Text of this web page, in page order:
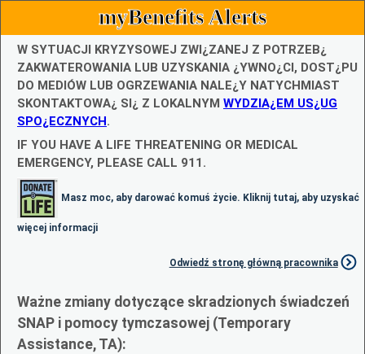
myBenefits Alerts
W SYTUACJI KRYZYSOWEJ ZWI¿ZANEJ Z POTRZEB¿
ZAKWATEROWANIA LUB UZYSKANIA ¿YWNO¿CI, DOST¿PU
DO MEDIÓW LUB OGRZEWANIA NALE¿Y NATYCHMIAST
SKONTAKTOWA¿ SI¿ Z LOKALNYM WYDZIA¿EM US¿UG
SPO¿ECZNYCH.
IF YOU HAVE A LIFE THREATENING OR MEDICAL
EMERGENCY, PLEASE CALL 911.
Masz moc, aby darować komuś życie. Kliknij tutaj, aby uzyskać
więcej informacji
Odwiedź stronę główną pracownika
Ważne zmiany dotyczące skradzionych świadczeń
SNAP i pomocy tymczasowej (Temporary
Assistance, TA):